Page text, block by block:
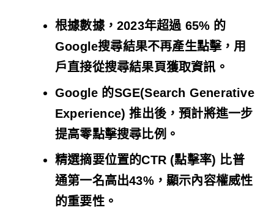
根據數據，2023年超過 65% 的
Google搜尋結果不再產生點擊，用
戶直接從搜尋結果頁獲取資訊。
Google 的SGE(Search Generative
Experience) 推出後，預計將進一步
提高零點擊搜尋比例。
精選摘要位置的CTR (點擊率) 比普
通第一名高出43%，顯示內容權威性
的重要性。